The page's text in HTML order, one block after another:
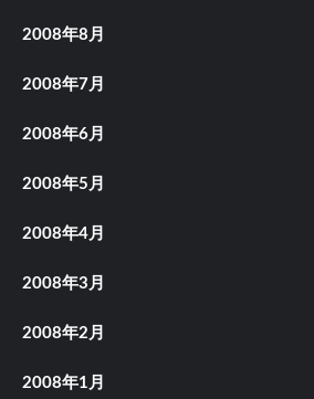
2008年8月
2008年7月
2008年6月
2008年5月
2008年4月
2008年3月
2008年2月
2008年1月